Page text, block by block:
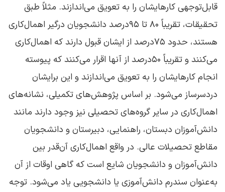
قابل‌توجهی کارهایشان را به تعویق می‌اندازند. مثلاً طبق
تحقیقات، تقریباً ۸۰ تا ۹۵درصد دانشجویان درگیر اهمال‌کاری
هستند، حدود ۷۵درصد از ایشان قبول دارند که اهمال‌کاری
می‌کنند و تقریباً ۵۰درصد از آنها اقرار می‌کنند که پیوسته
انجام کارهایشان را به تعویق می‌اندازند و این برایشان
دردسرساز می‌شود. بر اساس پژوهش‌های تکمیلی، نشانه‌های
اهمال‌کاری در سایر گروه‌های تحصیلی نیز وجود دارند مانند
دانش‌آموزان دبستان، راهنمایی، دبیرستان و دانشجویان
مقاطع تحصیلات عالی. در واقع اهمال‌کاری آن‌قدر بین
دانش‌آموزان و دانشجویان شایع است که گاهی اوقات از آن
به‌عنوان سندرم دانش‌آموزی یا دانشجویی یاد می‌شود. توجه